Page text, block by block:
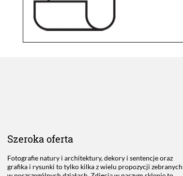
Szeroka oferta
Fotografie natury i architektury, dekory i sentencje oraz
grafika i rysunki to tylko kilka z wielu propozycji zebranych